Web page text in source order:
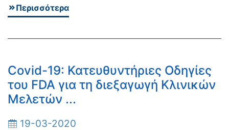
Περισσότερα
Covid-19: Κατευθυντήριες Οδηγίες
του FDA για τη διεξαγωγή Κλινικών
Μελετών ...
19-03-2020